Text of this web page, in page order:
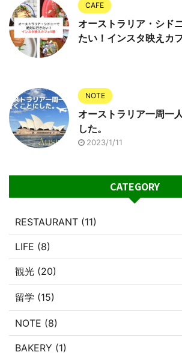
CAFE
オーストラリア・シド
たい！インスタ映えカ
NOTE
オーストラリア一周一
した。
2023/1/11
CATEGORY
RESTAURANT (11)
LIFE (8)
観光 (20)
留学 (15)
NOTE (8)
BAKERY (1)